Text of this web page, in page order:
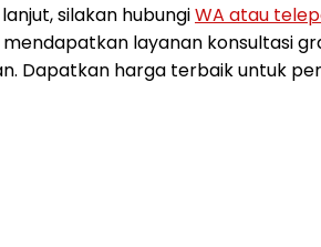
silakan hubungiWA atau
layanan konsultasi
Dapatkan harga terbaik untuk